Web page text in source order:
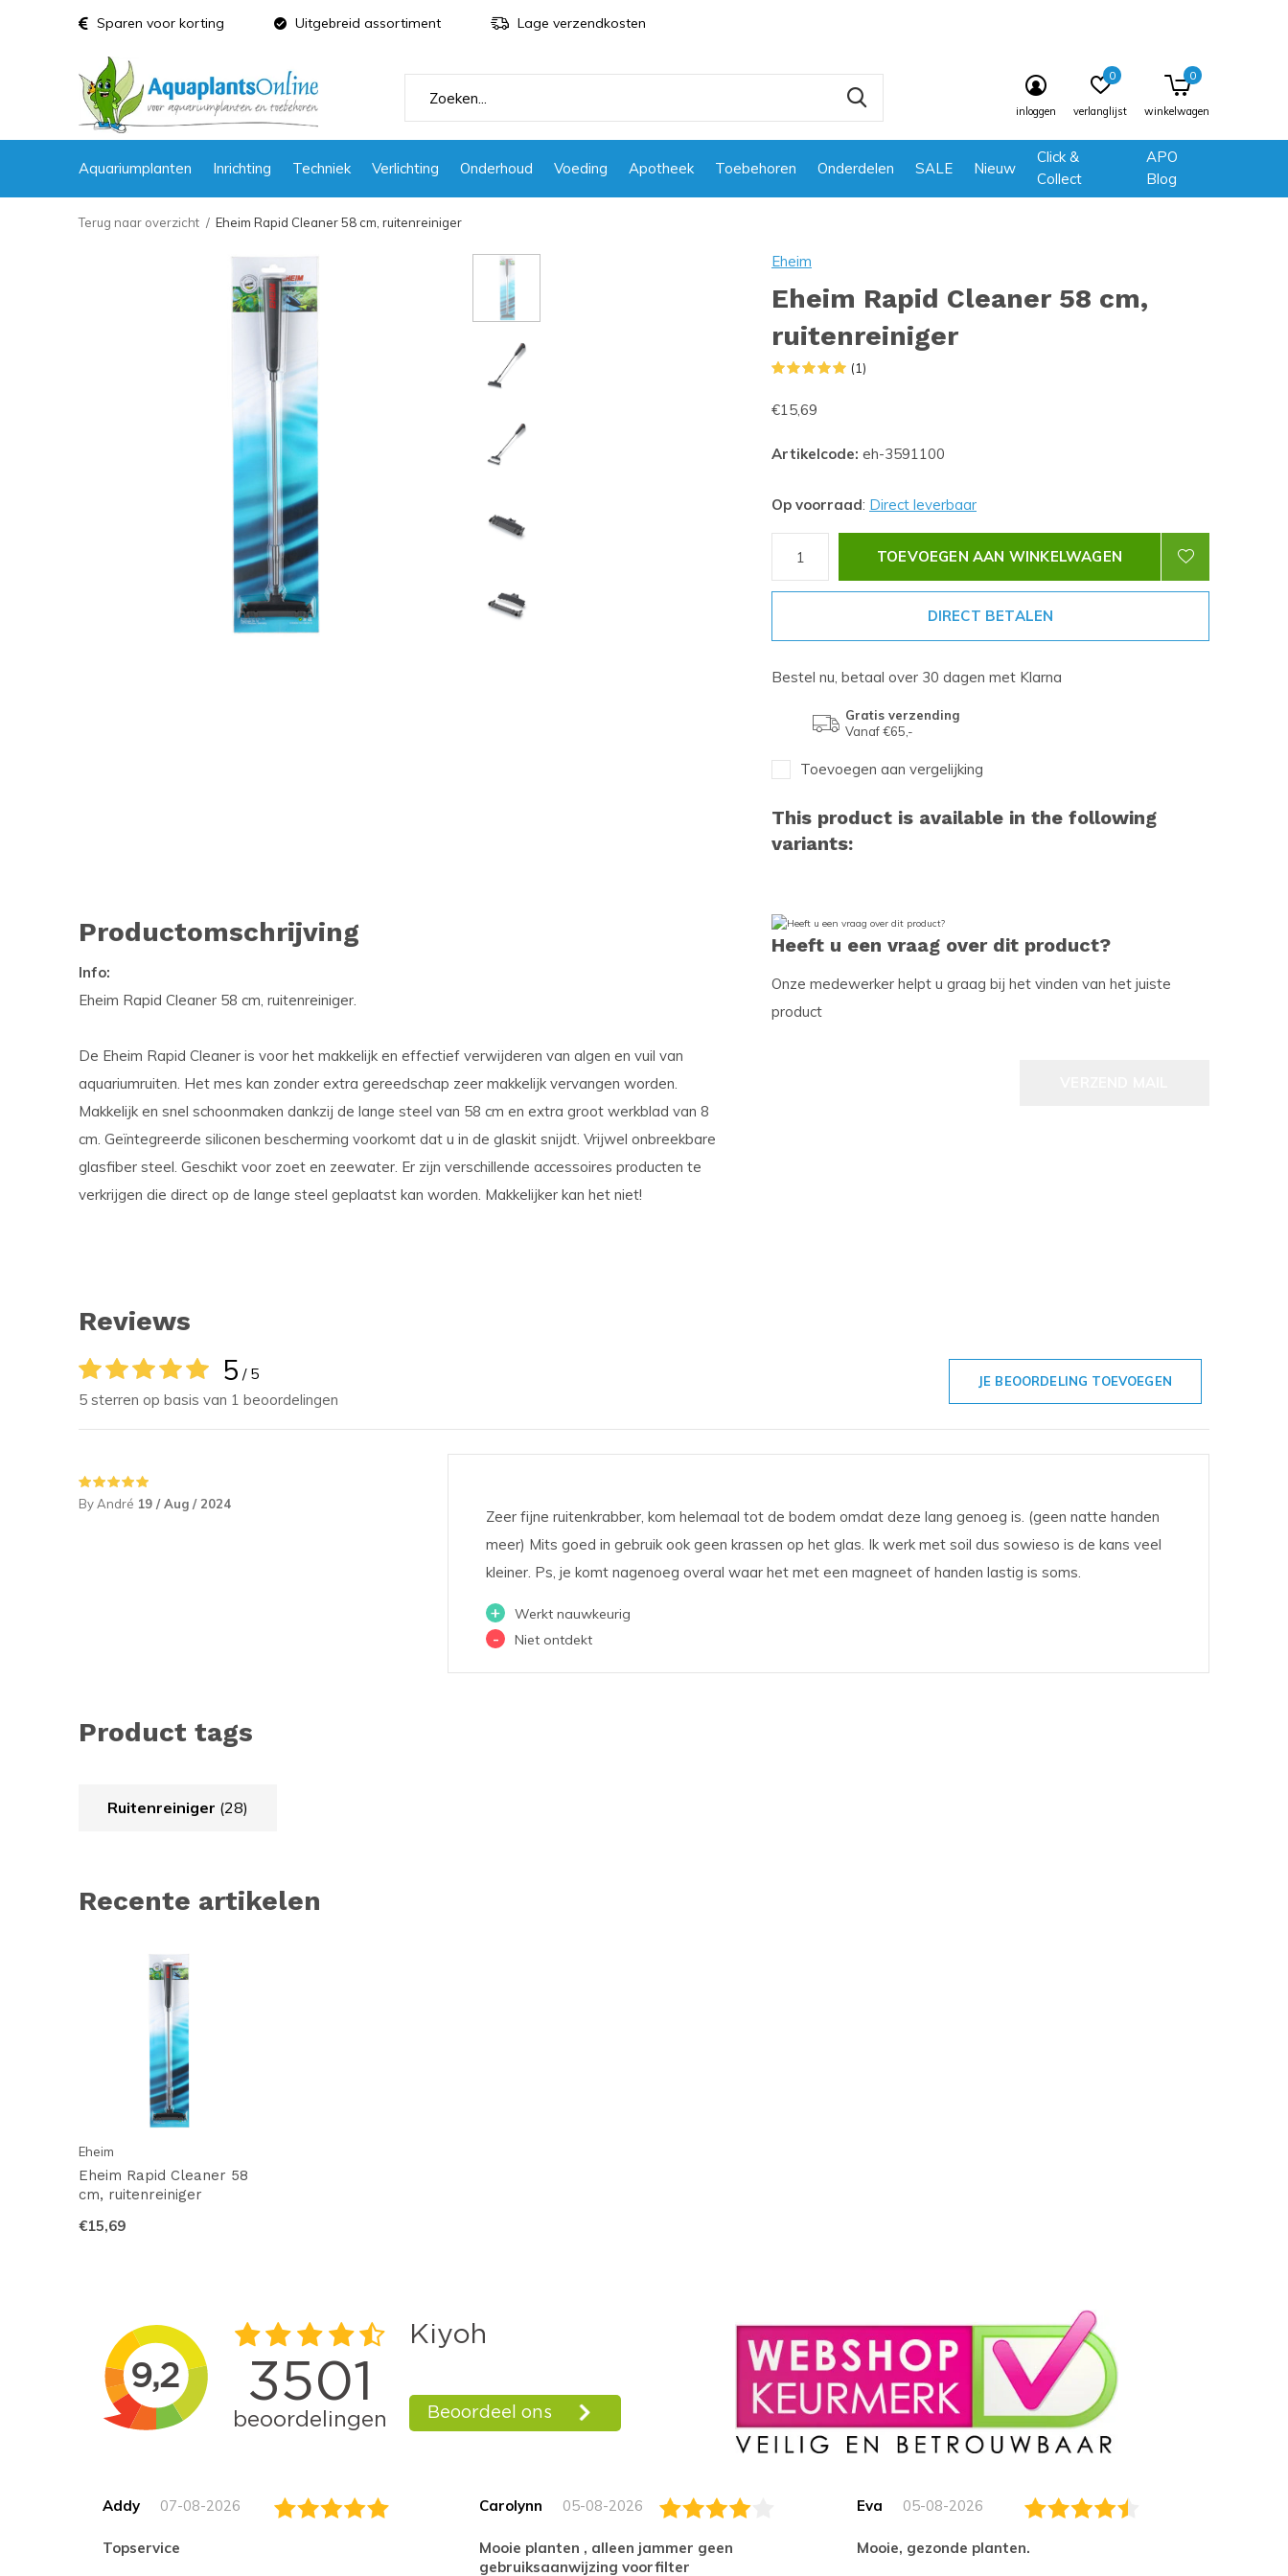
Aquariumplanten Inrichting Techniek Verlichting Onderhoud Voeding Apotheek Toebehoren Onderdelen SALE Nieuw
Click &
Collect
APO
Blog
inloggen verlanglijst
0
winkelwagen
0
Sparen voor korting Uitgebreid assortiment Lage verzendkosten
Terug naar overzicht Eheim Rapid Cleaner 58 cm, ruitenreiniger
Eheim
Eheim Rapid Cleaner 58 cm,
ruitenreiniger
(1)
€15,69
Artikelcode: eh-3591100
Op voorraad: Direct leverbaar
TOEVOEGEN AAN WINKELWAGEN
DIRECT BETALEN
Bestel nu, betaal over 30 dagen met Klarna
Gratis verzending
Vanaf €65,-
Toevoegen aan vergelijking
This product is available in the following
variants:
Productomschrijving
Info:
Eheim Rapid Cleaner 58 cm, ruitenreiniger.
De Eheim Rapid Cleaner is voor het makkelijk en effectief verwijderen van algen en vuil van
aquariumruiten. Het mes kan zonder extra gereedschap zeer makkelijk vervangen worden.
Makkelijk en snel schoonmaken dankzij de lange steel van 58 cm en extra groot werkblad van 8
cm. Geïntegreerde siliconen bescherming voorkomt dat u in de glaskit snijdt. Vrijwel onbreekbare
glasfiber steel. Geschikt voor zoet en zeewater. Er zijn verschillende accessoires producten te
verkrijgen die direct op de lange steel geplaatst kan worden. Makkelijker kan het niet!
Heeft u een vraag over dit product?
Onze medewerker helpt u graag bij het vinden van het juiste
product
Reviews
5 / 5
5 sterren op basis van 1 beoordelingen
JE BEOORDELING TOEVOEGEN
By André 19 / Aug / 2024
Zeer fijne ruitenkrabber, kom helemaal tot de bodem omdat deze lang genoeg is. (geen natte handen
meer) Mits goed in gebruik ook geen krassen op het glas. Ik werk met soil dus sowieso is de kans veel
kleiner. Ps, je komt nagenoeg overal waar het met een magneet of handen lastig is soms.
+ Werkt nauwkeurig
- Niet ontdekt
Product tags
Ruitenreiniger (28)
Recente artikelen
Eheim
Eheim Rapid Cleaner 58
cm, ruitenreiniger
€15,69
Addy 07-08-2026
topservice
Carolynn 05-08-2026
Mooie planten , alleen jammer geen
gebruiksaanwijzing voorfilter
Eva 05-08-2026
Mooie, gezonde planten.